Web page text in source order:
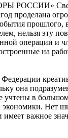
РОССИИ»
эту
операции и
на
она
в
Нет
важное